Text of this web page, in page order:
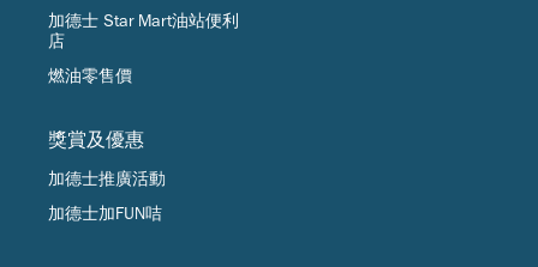
加德士 Star Mart油站便利
店
燃油零售價
獎賞及優惠
加德士推廣活動
加德士加FUN咭